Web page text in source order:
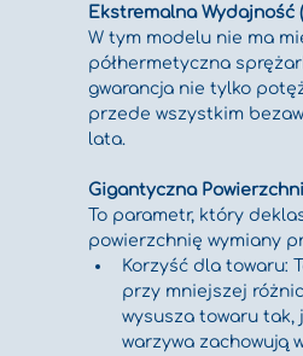
Ekstremalna Wydajność
W tym modelu nie ma
półhermetyczna
gwarancja nie tylko
przede wszystkim
lata.
Gigantyczna
To parametr, który
powierzchnię wymiany
Korzyść dla towaru:
przy mniejszej
wysusza towaru tak,
warzywa zachowują